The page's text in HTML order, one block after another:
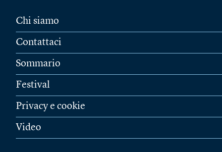
Chi siamo
Contattaci
Sommario
Festival
Privacy e cookie
Video